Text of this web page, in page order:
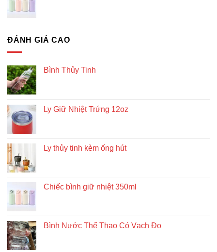
ĐÁNH GIÁ CAO
Bình Thủy Tinh
Ly Giữ Nhiệt Trứng 12oz
Ly thủy tinh kèm ống hút
Chiếc bình giữ nhiệt 350ml
Bình Nước Thể Thao Có Vạch Đo